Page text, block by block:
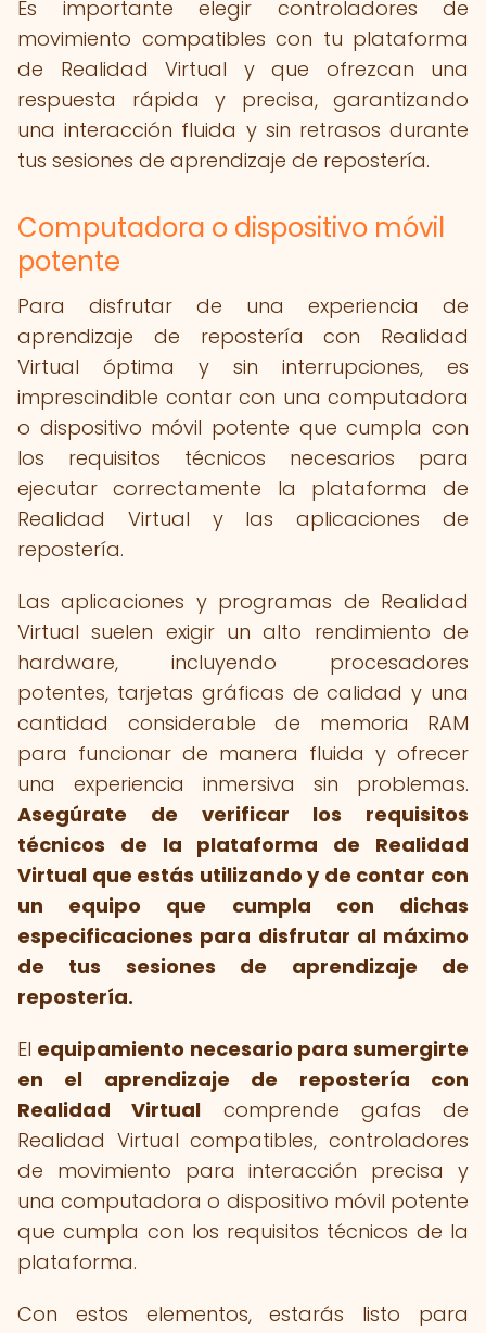
Es importante elegir controladores de
movimiento compatibles con tu plataforma
de Realidad Virtual y que ofrezcan una
respuesta rápida y precisa, garantizando
una interacción fluida y sin retrasos durante
tus sesiones de aprendizaje de repostería.
Computadora o dispositivo móvil
potente
Para disfrutar de una experiencia de
aprendizaje de repostería con Realidad
Virtual óptima y sin interrupciones, es
imprescindible contar con una computadora
o dispositivo móvil potente que cumpla con
los requisitos técnicos necesarios para
ejecutar correctamente la plataforma de
Realidad Virtual y las aplicaciones de
repostería.
Las aplicaciones y programas de Realidad
Virtual suelen exigir un alto rendimiento de
hardware, incluyendo procesadores
potentes, tarjetas gráficas de calidad y una
cantidad considerable de memoria RAM
para funcionar de manera fluida y ofrecer
una experiencia inmersiva sin problemas.
Asegúrate de verificar los requisitos
técnicos de la plataforma de Realidad
Virtual que estás utilizando y de contar con
un equipo que cumpla con dichas
especificaciones para disfrutar al máximo
de tus sesiones de aprendizaje de
repostería.
El equipamiento necesario para sumergirte
en el aprendizaje de repostería con
Realidad Virtual comprende gafas de
Realidad Virtual compatibles, controladores
de movimiento para interacción precisa y
una computadora o dispositivo móvil potente
que cumpla con los requisitos técnicos de la
plataforma.
Con estos elementos, estarás listo para